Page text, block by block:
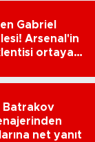
Gabriel
Arsenal'in
ortaya
Batrakov
net yanıt